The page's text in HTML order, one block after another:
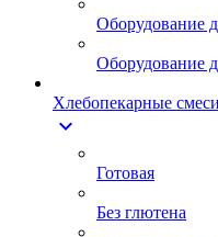
Оборудование
Оборудование
Хлебопекарные смеси
expand_more
Готовая
Без глютена